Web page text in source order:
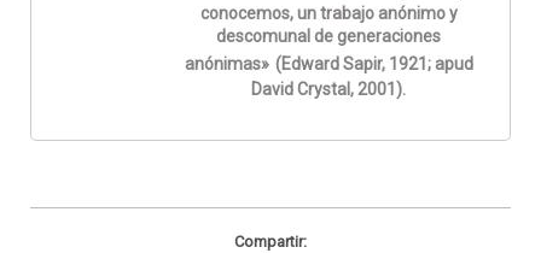
conocemos, un trabajo anónimo y
descomunal de generaciones
anónimas» (Edward Sapir, 1921; apud
David Crystal, 2001).
Compartir: